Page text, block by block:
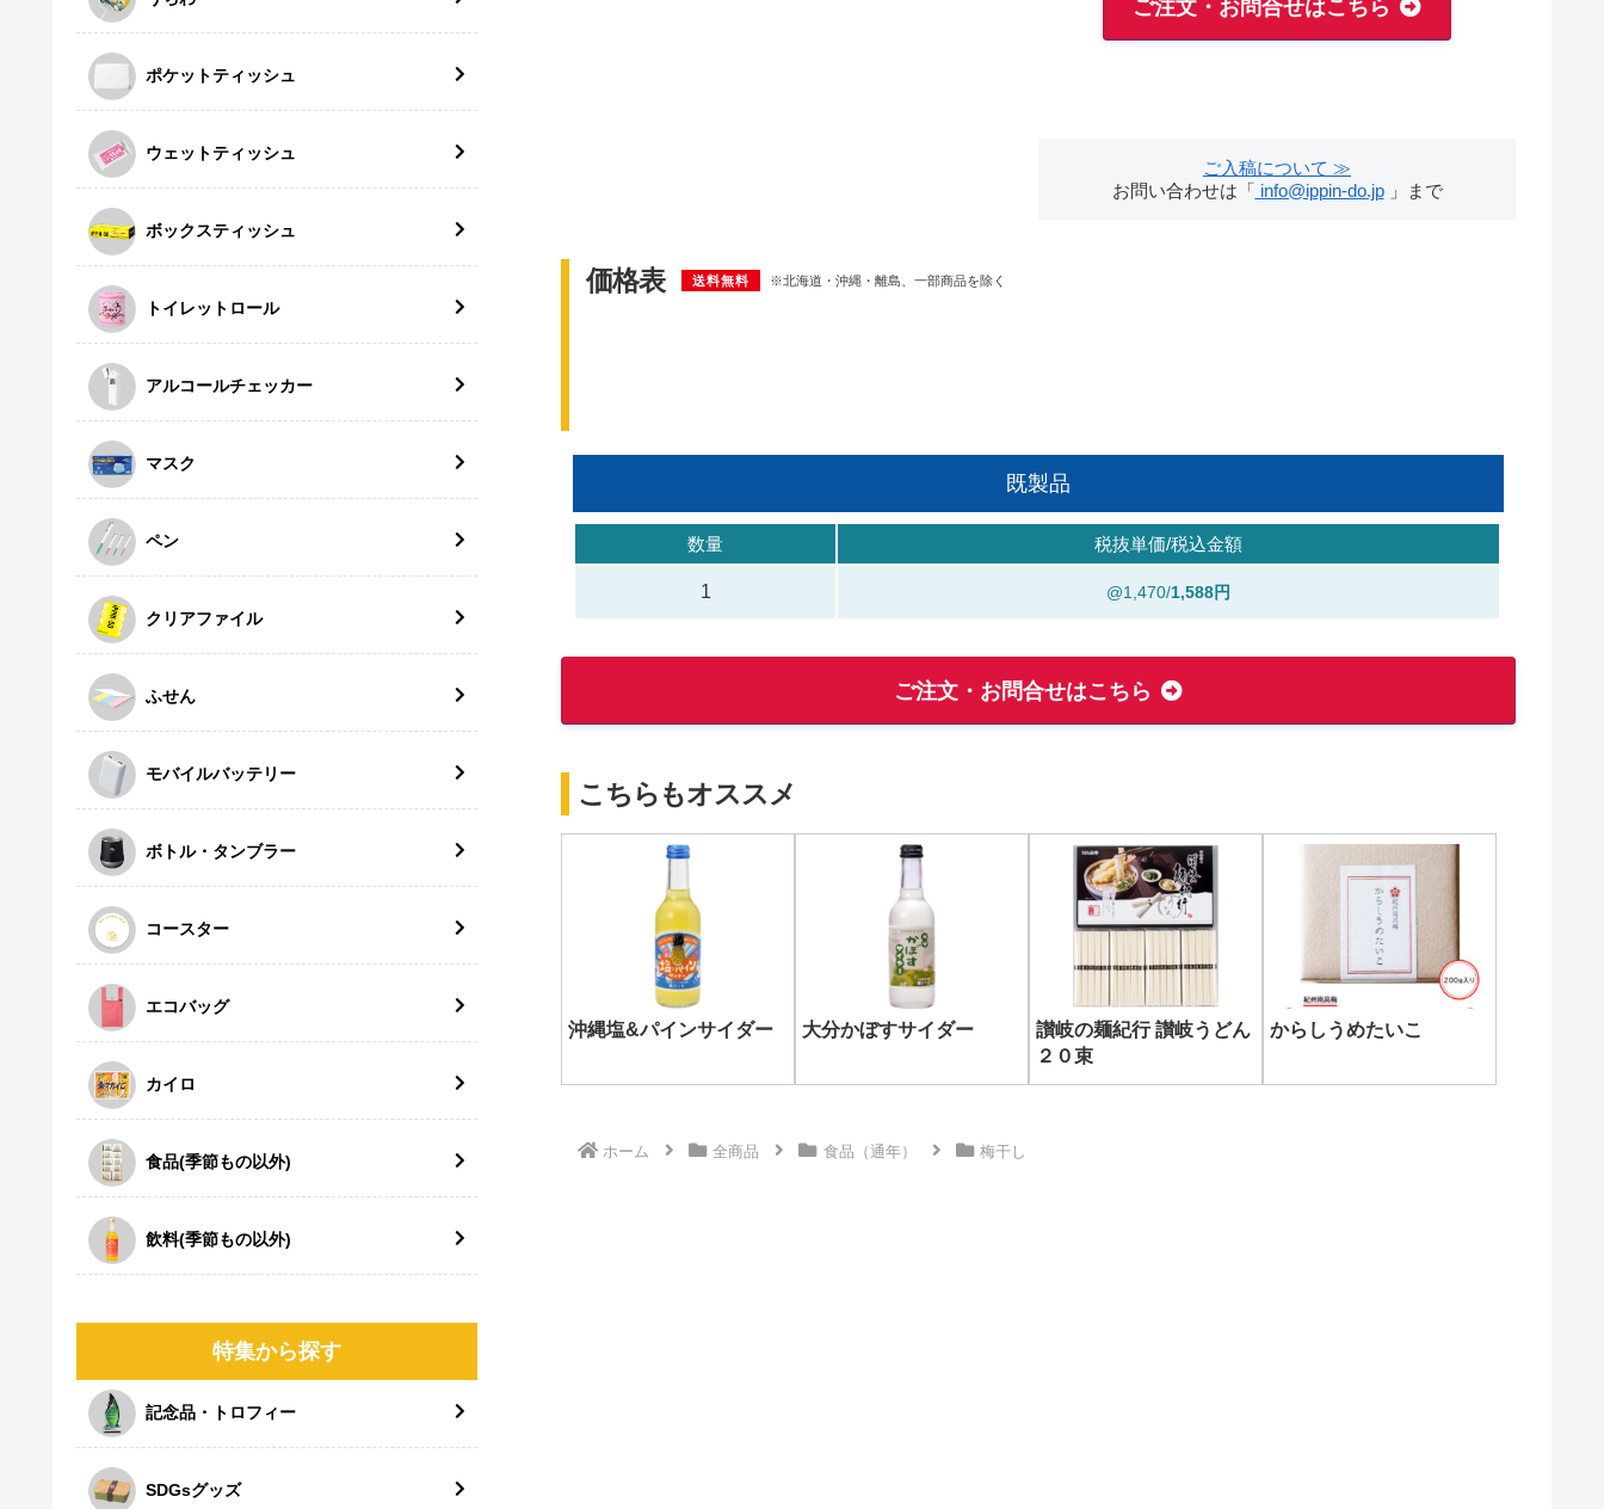
ご注文・お問合せはこちら
ご入稿について ≫
お問い合わせは「 info@ippin-do.jp」まで
価格表 送料無料 ※北海道・沖縄・離島、一部商品を除く
既製品
数量 税抜単価/税込金額
1 @1,470/1,588円
ご注文・お問合せはこちら
こちらもオススメ
沖縄塩&パインサイダー 大分かぼすサイダー
讃岐の麺紀行 讃岐うどん
２０束
からしうめたいこ
ホーム 全商品 食品（通年） 梅干し
ポケットティッシュ
ウェットティッシュ
ボックスティッシュ
トイレットロール
アルコールチェッカー
マスク
ペン
クリアファイル
ふせん
モバイルバッテリー
ボトル・タンブラー
コースター
エコバッグ
カイロ
食品(季節もの以外)
飲料(季節もの以外)
特集から探す
記念品・トロフィー
SDGsグッズ